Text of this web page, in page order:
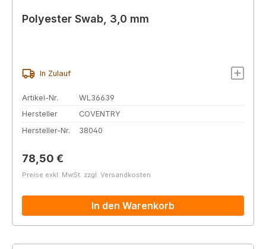
Polyester Swab, 3,0 mm
In Zulauf
Artikel-Nr.
WL36639
Hersteller
COVENTRY
Hersteller-Nr.
38040
Regulärer Preis:
78,50 €
Preise exkl. MwSt. zzgl. Versandkosten
In den Warenkorb